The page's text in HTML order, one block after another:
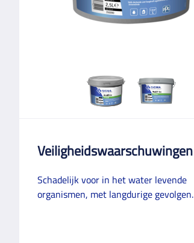
Veiligheidswaarschuwingen
Schadelijk voor in het water levende
organismen, met langdurige gevolgen.